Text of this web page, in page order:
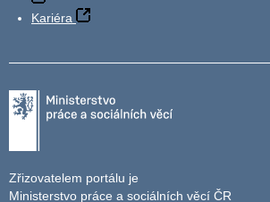
Kariéra
Zřizovatelem portálu je
Ministerstvo práce a sociálních věcí ČR